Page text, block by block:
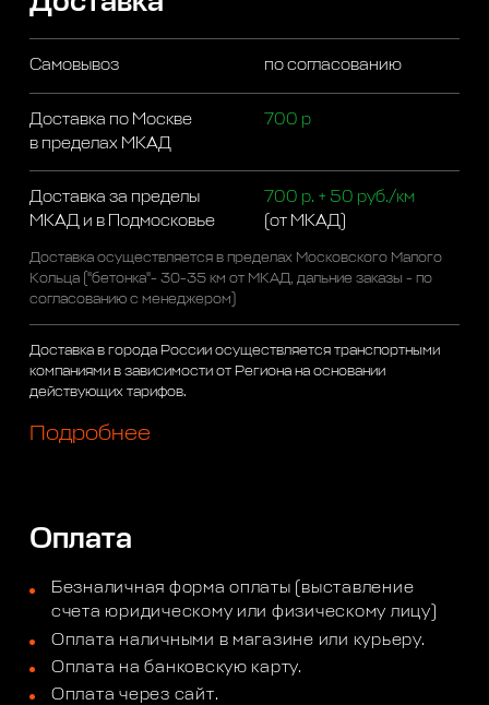
Самовывоз по согласованию
Доставка по Москве
в пределах МКАД
700 р
Доставка за пределы
МКАД и в Подмосковье
700 р. + 50 руб./км
(от МКАД)
Доставка осуществляется в пределах Московского Малого
Кольца ("бетонка"- 30-35 км от МКАД, дальние заказы - по
согласованию с менеджером)
Доставка в города России осуществляется транспортными
компаниями в зависимости от Региона на основании
действующих тарифов.
Подробнее
Оплата
Безналичная форма оплаты (выставление
счета юридическому или физическому лицу)
Оплата наличными в магазине или курьеру.
Оплата на банковскую карту.
Оплата через сайт.